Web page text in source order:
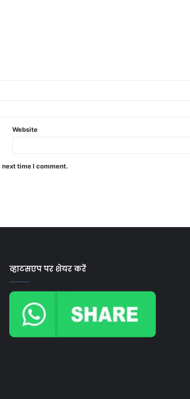
Website
time I comment.
व्हाटसएप पर शेयर करें